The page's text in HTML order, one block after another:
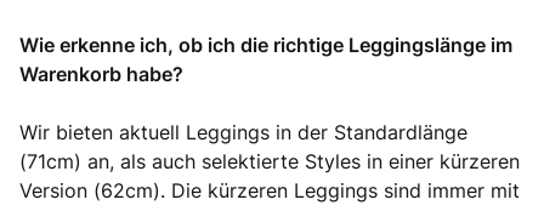
Wie erkenne ich, ob ich die richtige Leggingslänge im
Warenkorb habe?
Wir bieten aktuell Leggings in der Standardlänge
(71cm) an, als auch selektierte Styles in einer kürzeren
Version (62cm). Die kürzeren Leggings sind immer mit